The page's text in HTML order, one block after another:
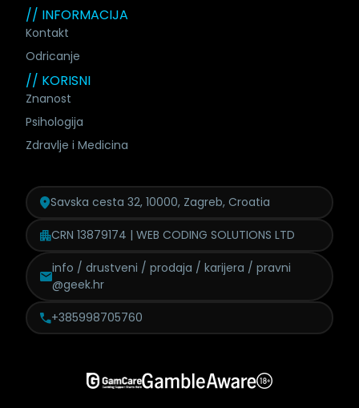
// INFORMACIJA
Kontakt
Odricanje
// KORISNI
Znanost
Psihologija
Zdravlje i Medicina
Savska cesta 32, 10000, Zagreb, Croatia
CRN 13879174 | WEB CODING SOLUTIONS LTD
info / drustveni / prodaja / karijera / pravni
@geek.hr
+385998705760